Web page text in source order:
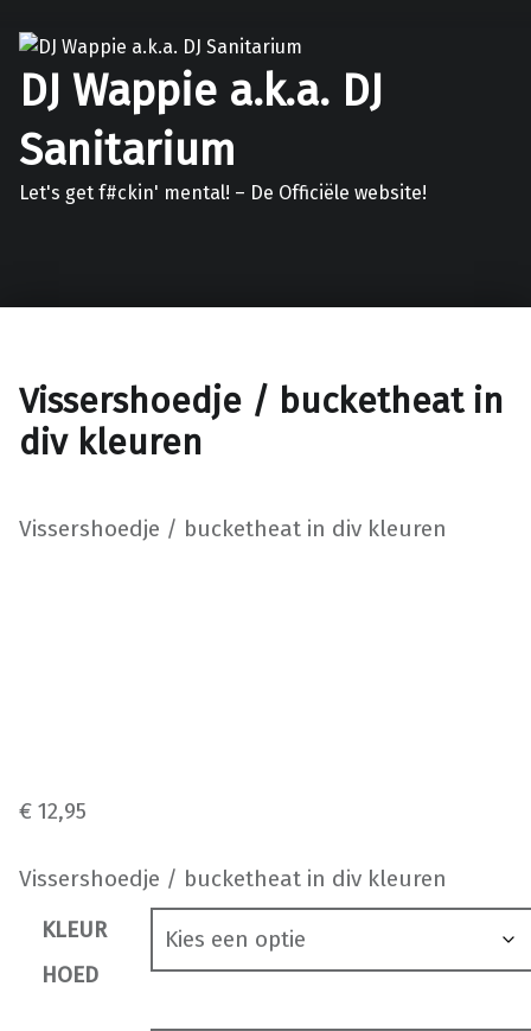
DJ Wappie a.k.a. DJ
Sanitarium
Let's get f#ckin' mental! – De Officiële website!
Vissershoedje / bucketheat in
div kleuren
Vissershoedje / bucketheat in div kleuren
€ 12,95
Vissershoedje / bucketheat in div kleuren
KLEUR
HOED